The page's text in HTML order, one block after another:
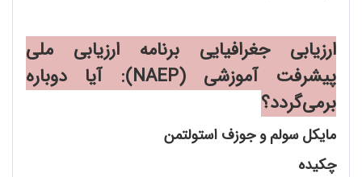
ارزیابی جغرافیایی برنامه ارزیابی ملی
پیشرفت آموزشی(
NAEP
): آیا دوباره
برمیگردد؟
مایکل سولم و جوزف استولتمن
چکیده